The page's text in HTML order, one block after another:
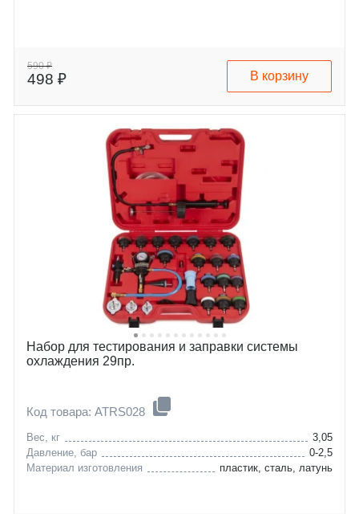
590 ₽
498 ₽ В корзину
Набор для тестирования и заправки системы
охлаждения 29пр.
Код товара: ATRS028
Вес, кг
3,05
Давление, бар
0-2,5
Материал изготовления
пластик, сталь, латунь